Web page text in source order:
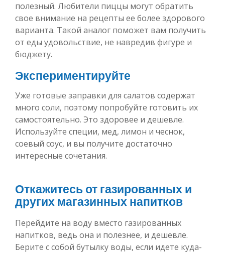
полезный. Любители пиццы могут обратить
свое внимание на рецепты ее более здорового
варианта. Такой аналог поможет вам получить
от еды удовольствие, не навредив фигуре и
бюджету.
Экспериментируйте
Уже готовые заправки для салатов содержат
много соли, поэтому попробуйте готовить их
самостоятельно. Это здоровее и дешевле.
Используйте специи, мед, лимон и чеснок,
соевый соус, и вы получите достаточно
интересные сочетания.
Откажитесь от газированных и
других магазинных напитков
Перейдите на воду вместо газированных
напитков, ведь она и полезнее, и дешевле.
Берите с собой бутылку воды, если идете куда-